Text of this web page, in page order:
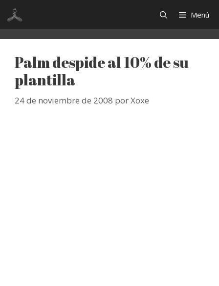
Saltar
contenido
Menú
Palm despide al 10% de su
plantilla
24 de noviembre de 2008 porXoxe